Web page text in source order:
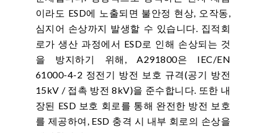
이라도 ESD에 노출되면 불안정 현상, 오작동,
심지어 손상까지 발생할 수 있습니다. 집적회
로가 생산 과정에서 ESD로 인해 손상되는 것
을 방지하기 위해, A291800은 IEC/EN
61000-4-2 정전기 방전 보호 규격(공기 방전
15kV / 접촉 방전 8kV)을 준수합니다. 또한 내
장된 ESD 보호 회로를 통해 완전한 방전 보호
를 제공하여, ESD 충격 시 내부 회로의 손상을